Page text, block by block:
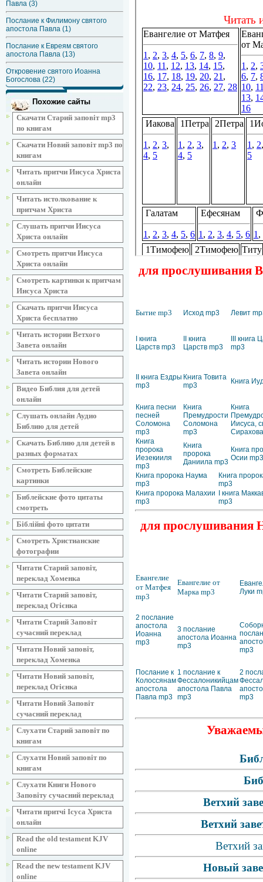
Павла (3)
Послание к Филимону святого
апостола Павла (1)
Послание к Евреям святого
апостола Павла (13)
Откровение святого Иоанна
Богослова (22)
Похожие сайты
Скачати Старий заповіт mp3
по книгам
Скачати Новий заповіт mp3 по
книгам
Читать притчи Иисуса Христа
онлайн
Читать истолкование к
притчам Христа
Слушать притчи Иисуса
Христа онлайн
Смотреть притчи Иисуса
Христа онлайн
Смотреть картинки к притчам
Иисуса Христа
Скачать притчи Иисуса
Христа бесплатно
Читать истории Ветхого
Завета онлайн
Читать истории Нового
Завета онлайн
Видео Библия для детей
онлайн
Слушать онлайн Аудио
Библию для детей
Скачать Библию для детей в
разных форматах
Смотреть Библейские
картинки
Библейские фото цитаты
смотреть
Біблійні фото цитати
Смотреть Христианские
фотографии
Читати Старий заповіт,
переклад Хоменка
Читати Старий заповіт,
переклад Огієнка
Читати Старий Заповіт
сучасний переклад
Читати Новий заповіт,
переклад Хоменка
Читати Новий заповіт,
переклад Огієнка
Читати Новий Заповіт
сучасний переклад
Слухати Старий заповіт по
книгам
Слухати Новий заповіт по
книгам
Слухати Книги Нового
Заповіту сучасний переклад
Читати притчі Ісуса Христа
онлайн
Read the old testament KJV
online
Read the new testament KJV
online
для прослушивания
Бытие mp3 Исход mp3 Левит
I книга
Царств mp3
II книга
Царств mp3
III книга
mp3
II книга Ездры
mp3
Книга Товита
mp3
Книга
Книга песни
песней
Соломона
mp3
Книга
Премудрости
Соломона
mp3
Книга
Иисуса,
Книга
пророка
Иезекииля
mp3
Книга
пророка
Даниила mp3
Книга
Осии mp3
Книга пророка Наума
mp3
Книга
mp3
Книга пророка Малахии
mp3
I книга
mp3
для прослушивания
Евангелие
от Матфея
mp3
Евангелие от
Марка mp3
Луки
2 послание
апостола
Иоанна
mp3
3 послание
апостола Иоанна
mp3
mp3
Послание к
Колоссянам
апостола
Павла mp3
1 послание к
Фессалоникийцам
апостола Павла
mp3
2
mp3
Ветхий
Ветхий
Ветхий
Новый